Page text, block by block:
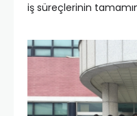
iş süreçlerinin